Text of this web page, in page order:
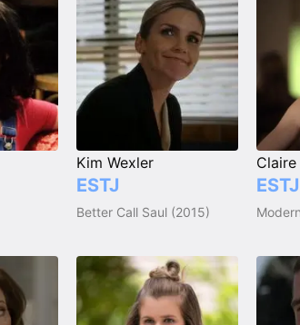
Kim Wexler
ESTJ
Better Call Saul (2015)
ESTJ